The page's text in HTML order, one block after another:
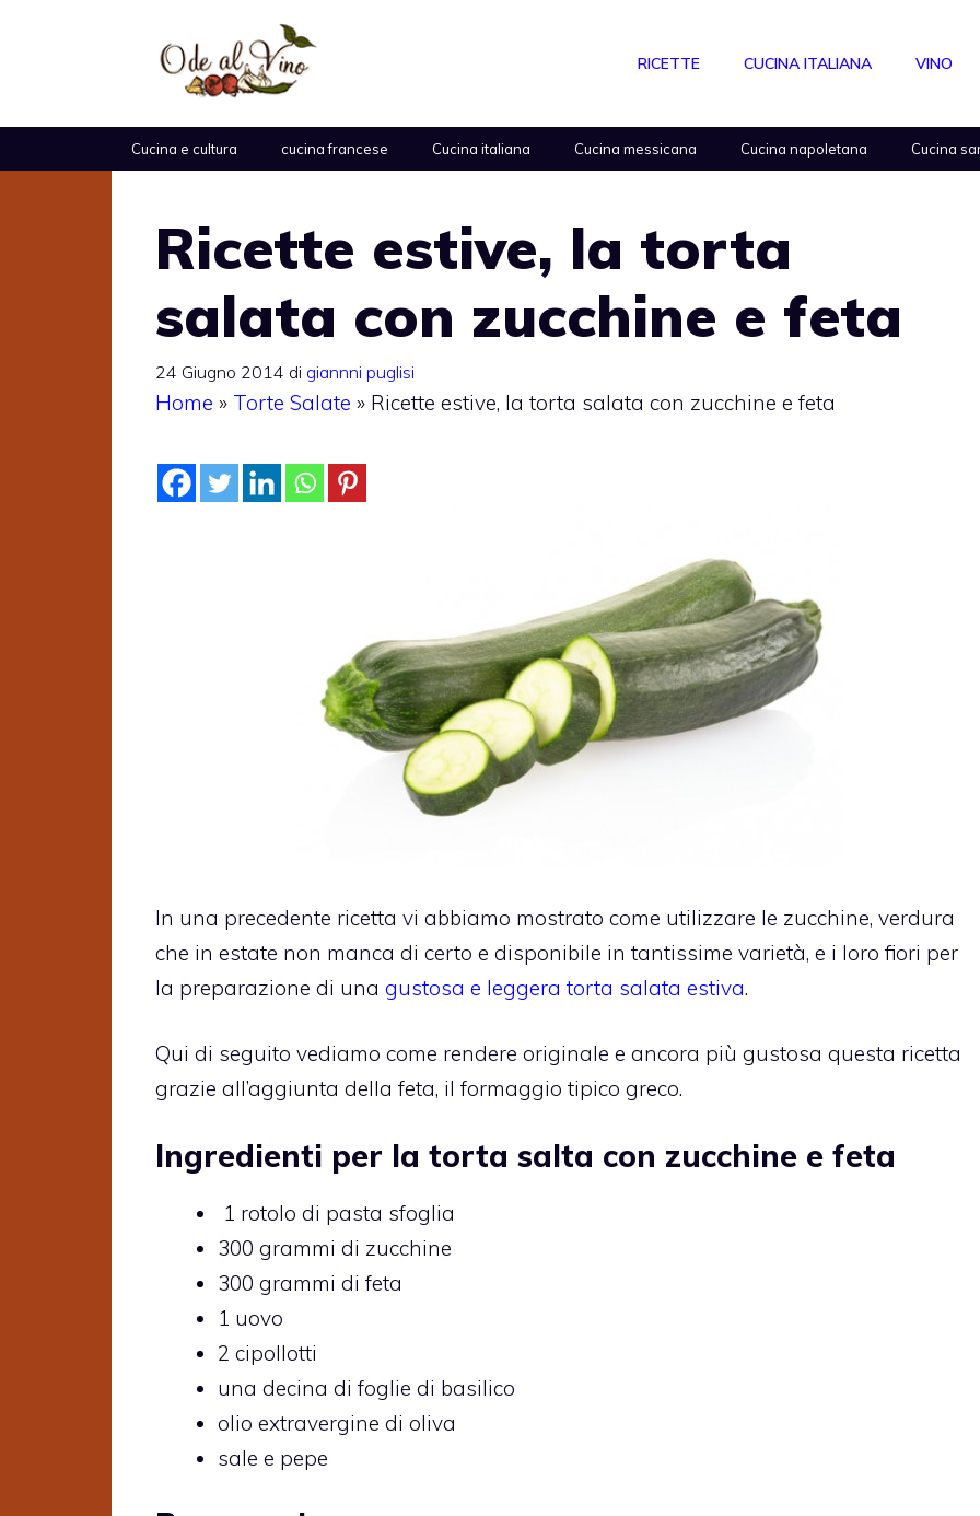
RICETTE CUCINA ITALIANA VINO
Cucina e cultura cucina francese Cucina italiana Cucina messicana Cucina napoletana Cucina
Ricette estive, la torta
salata con zucchine e feta
24 Giugno 2014 di giannni puglisi
Home » Torte Salate » Ricette estive, la torta salata con zucchine e feta
In una precedente ricetta vi abbiamo mostrato come utilizzare le zucchine, verdura
che in estate non manca di certo e disponibile in tantissime varietà, e i loro fiori per
la preparazione di una gustosa e leggera torta salata estiva.
Qui di seguito vediamo come rendere originale e ancora più gustosa questa ricetta
grazie all’aggiunta della feta, il formaggio tipico greco.
Ingredienti per la torta salta con zucchine e feta
1 rotolo di pasta sfoglia
300 grammi di zucchine
300 grammi di feta
1 uovo
2 cipollotti
una decina di foglie di basilico
olio extravergine di oliva
sale e pepe